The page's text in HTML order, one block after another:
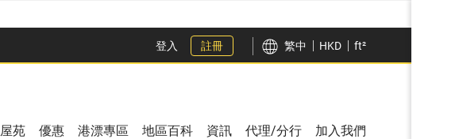
登入 註冊 繁中 HKD ft²
屋苑 優惠 港漂專區 地區百科 資訊 代理/分行 加入我們